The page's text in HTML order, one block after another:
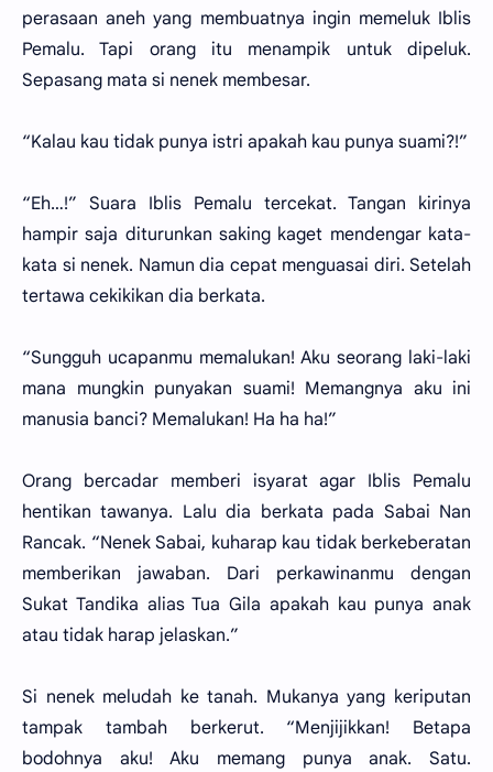
perasaan aneh yang membuatnya ingin memeluk Iblis
Pemalu. Tapi orang itu menampik untuk dipeluk.
Sepasang mata si nenek membesar.
“Kalau kau tidak punya istri apakah kau punya suami?!”
“Eh…!” Suara Iblis Pemalu tercekat. Tangan kirinya
hampir saja diturunkan saking kaget mendengar kata-
kata si nenek. Namun dia cepat menguasai diri. Setelah
tertawa cekikikan dia berkata.
“Sungguh ucapanmu memalukan! Aku seorang laki-laki
mana mungkin punyakan suami! Memangnya aku ini
manusia banci? Memalukan! Ha ha ha!”
Orang bercadar memberi isyarat agar Iblis Pemalu
hentikan tawanya. Lalu dia berkata pada Sabai Nan
Rancak. “Nenek Sabai, kuharap kau tidak berkeberatan
memberikan jawaban. Dari perkawinanmu dengan
Sukat Tandika alias Tua Gila apakah kau punya anak
atau tidak harap jelaskan.”
Si nenek meludah ke tanah. Mukanya yang keriputan
tampak tambah berkerut. “Menjijikkan! Betapa
bodohnya aku! Aku memang punya anak. Satu.